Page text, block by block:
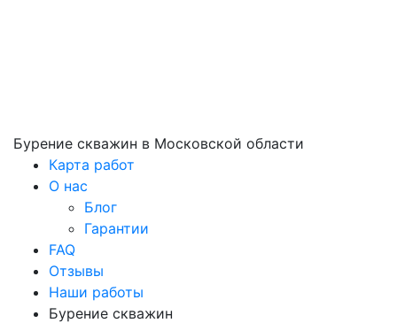
Бурение скважин в Московской области
Карта работ
О нас
Блог
Гарантии
FAQ
Отзывы
Наши работы
Бурение скважин